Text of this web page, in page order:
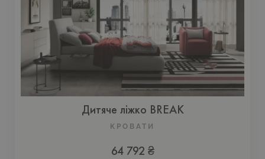
Дитяче ліжко BREAK
КРОВАТИ
64 792 ₴